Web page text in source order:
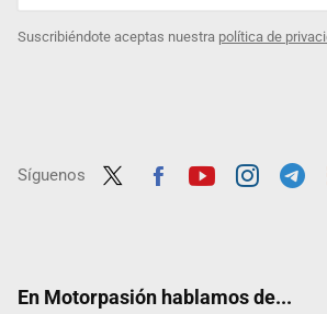
Suscribiéndote aceptas nuestra política de
Síguenos
En Motorpasión hablamos de...